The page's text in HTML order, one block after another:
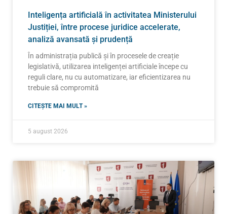
Inteligența artificială în activitatea Ministerului
Justiției, între procese juridice accelerate,
analiză avansată și prudență
În administrația publică și în procesele de creație
legislativă, utilizarea inteligenței artificiale începe cu
reguli clare, nu cu automatizare, iar eficientizarea nu
trebuie să compromită
CITEȘTE MAI MULT »
5 august 2026